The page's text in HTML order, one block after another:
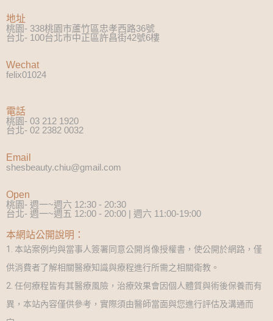
地址
桃園- 338桃園市蘆竹區忠孝西路36號
台北- 100台北市中正區許昌街42號6樓
Wechat
felix01024
電話
桃園- 03 212 1920
台北- 02 2382 0032
Email
shesbeauty.chiu@gmail.com
Open
桃園- 週一~週六 12:30 - 20:30
台北- 週一~週五 12:00 - 20:00 | 週六 11:00-19:00
本網站公開說明：
1. 本站案例均與當事人簽署同意公開肖像授權書，使公開於網路，僅
供消費者了解相關醫療知識與療程進行所需之相關衛教。
2. 任何療程皆有其醫療風險，治療效果會因個人體質與術後保養而有
異，本站內容僅供參考，實際須由醫師當面與您進行評估及溝通而